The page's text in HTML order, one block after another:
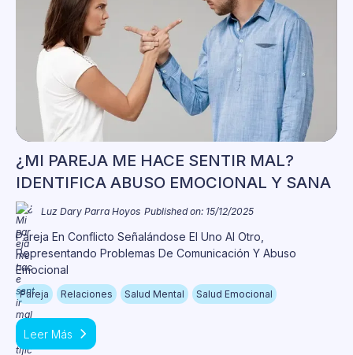
¿MI PAREJA ME HACE SENTIR MAL?
IDENTIFICA ABUSO EMOCIONAL Y SANA
Luz Dary Parra Hoyos Published on: 15/12/2025
Pareja En Conflicto Señalándose El Uno Al Otro,
Representando Problemas De Comunicación Y Abuso
Emocional
Pareja Relaciones Salud Mental Salud Emocional
Leer Más